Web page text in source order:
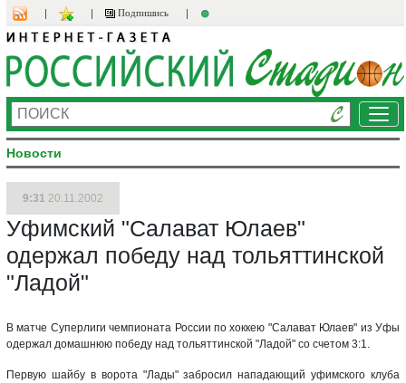
Подпишись
Новости
9:31 20.11.2002
Уфимский "Салават Юлаев"
одержал победу над тольяттинской
"Ладой"
В матче Суперлиги чемпионата России по хоккею "Салават Юлаев" из Уфы
одержал домашнюю победу над тольяттинской "Ладой" со счетом 3:1.
Первую шайбу в ворота "Лады" забросил нападающий уфимского клуба